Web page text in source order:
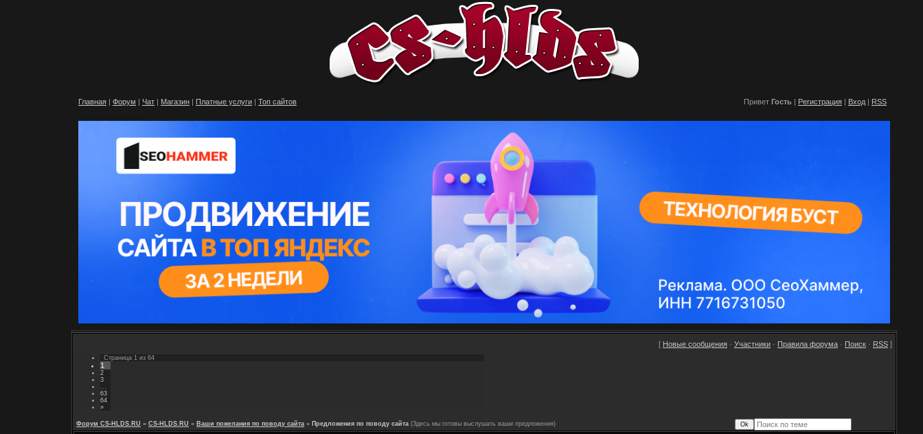
Главная | Форум | Чат | Магазин | Платные услуги | Топ сайтов Привет Гость | Регистрация | Вход | RSS
[ Новые сообщения · Участники · Правила форума · Поиск · RSS ]
Страница 1 из 64
1
2
3
…
63
64
»
Форум CS-HLDS.RU » CS-HLDS.RU » Ваши пожелания по поводу сайта » Предложения по поводу сайта (Здесь мы готовы выслушать ваши предложения)